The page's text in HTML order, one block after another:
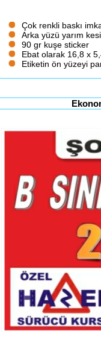
Çok renkli baskı
Arka yüzü yarım
90 gr kuşe sticker
Ebat olarak 16,8 x
Etiketin ön yüzeyi